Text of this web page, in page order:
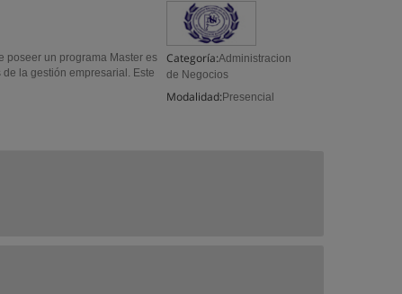
Categoría:Administracion
de Negocios
Modalidad: Presencial
poseer un programa Master es
la gestión empresarial. Este